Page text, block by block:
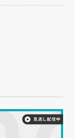
へのアクセスなど
を通して流れる
セキュリティ」は
要資産を守り、ど
ナーでは、クラウ
。